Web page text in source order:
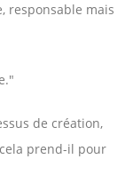
responsable mais
de création,
prend-il pour